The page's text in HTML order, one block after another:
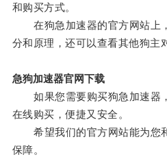
和购买方式。
在狗急加速器的官方网站上
分和原理，还可以查看其他狗主
急狗加速器官网下载
如果您需要购买狗急加速器
在线购买，便捷又安全。
希望我们的官方网站能为您
保障。